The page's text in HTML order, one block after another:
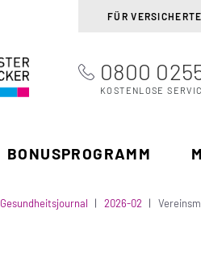
FÜR VERSICHERTE
0800
KOSTENLOSE
Suchen
BONUSPROGRAMM
Gesundheitsjournal 2026-02